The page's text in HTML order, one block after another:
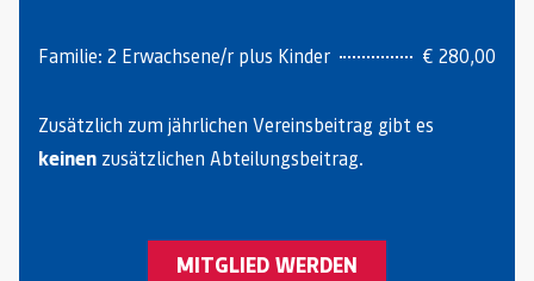
Familie: 2 Erwachsene/r plus Kinder € 280,00
Zusätzlich zum jährlichen Vereinsbeitrag gibt es
keinen zusätzlichen Abteilungsbeitrag.
MITGLIED WERDEN